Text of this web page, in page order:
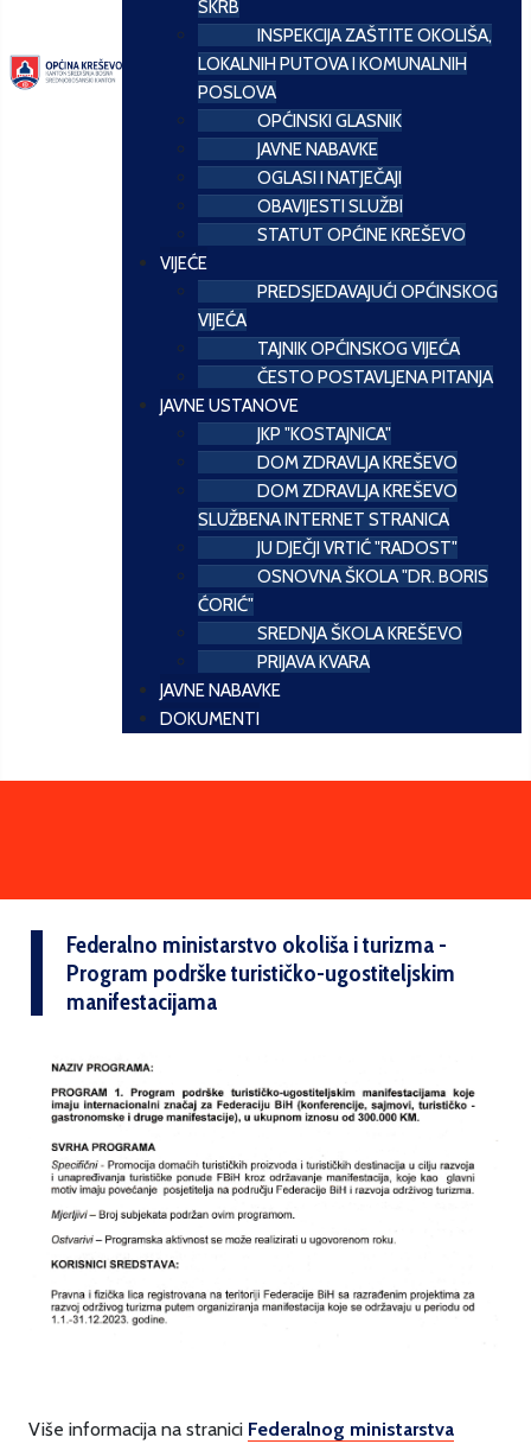
SKRB
INSPEKCIJA ZAŠTITE OKOLIŠA,
LOKALNIH PUTOVA I KOMUNALNIH
POSLOVA
OPĆINSKI GLASNIK
JAVNE NABAVKE
OGLASI I NATJEČAJI
OBAVIJESTI SLUŽBI
STATUT OPĆINE KREŠEVO
VIJEĆE
PREDSJEDAVAJUĆI OPĆINSKOG
VIJEĆA
TAJNIK OPĆINSKOG VIJEĆA
ČESTO POSTAVLJENA PITANJA
JAVNE USTANOVE
JKP "KOSTAJNICA"
DOM ZDRAVLJA KREŠEVO
DOM ZDRAVLJA KREŠEVO
SLUŽBENA INTERNET STRANICA
JU DJEČJI VRTIĆ "RADOST"
OSNOVNA ŠKOLA "DR. BORIS
ĆORIĆ"
SREDNJA ŠKOLA KREŠEVO
PRIJAVA KVARA
JAVNE NABAVKE
DOKUMENTI
Federalno ministarstvo okoliša i turizma -
Program podrške turističko-ugostiteljskim
manifestacijama
Više informacija na stranici Federalnog ministarstva